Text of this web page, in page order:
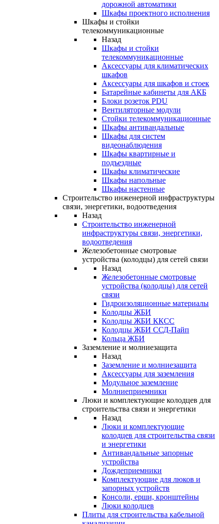
дорожной автоматики
Шкафы проектного исполнения
Шкафы и стойки
телекоммуникационные
Назад
Шкафы и стойки
телекоммуникационные
Аксессуары для климатических
шкафов
Аксессуары для шкафов и стоек
Батарейные кабинеты для АКБ
Блоки розеток PDU
Вентиляторные модули
Стойки телекоммуникационные
Шкафы антивандальные
Шкафы для систем
видеонаблюдения
Шкафы квартирные и
подъездные
Шкафы климатические
Шкафы напольные
Шкафы настенные
Строительство инженерной инфраструктуры
связи, энергетики, водоотведения
Назад
Строительство инженерной
инфраструктуры связи, энергетики,
водоотведения
Железобетонные смотровые
устройства (колодцы) для сетей связи
Назад
Железобетонные смотровые
устройства (колодцы) для сетей
связи
Гидроизоляционные материалы
Колодцы ЖБИ
Колодцы ЖБИ ККСС
Колодцы ЖБИ ССД-Пайп
Кольца ЖБИ
Заземление и молниезащита
Назад
Заземление и молниезащита
Аксессуары для заземления
Модульное заземление
Молниеприемники
Люки и комплектующие колодцев для
строительства связи и энергетики
Назад
Люки и комплектующие
колодцев для строительства связи
и энергетики
Антивандальные запорные
устройства
Дождеприемники
Комплектующие для люков и
запорных устройств
Консоли, ерши, кронштейны
Люки колодцев
Плиты для строительства кабельной